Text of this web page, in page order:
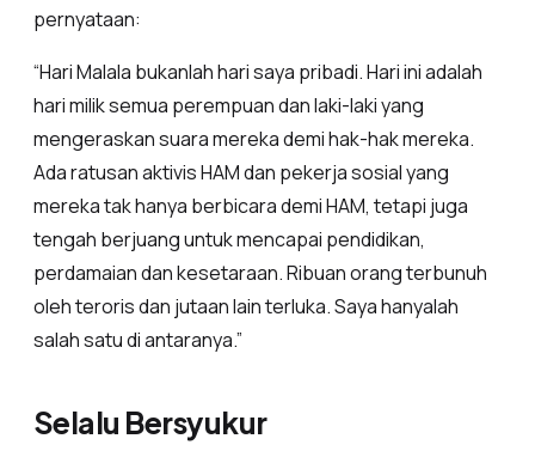
pernyataan:
“Hari Malala bukanlah hari saya pribadi. Hari ini adalah
hari milik semua perempuan dan laki-laki yang
mengeraskan suara mereka demi hak-hak mereka.
Ada ratusan aktivis HAM dan pekerja sosial yang
mereka tak hanya berbicara demi HAM, tetapi juga
tengah berjuang untuk mencapai pendidikan,
perdamaian dan kesetaraan. Ribuan orang terbunuh
oleh teroris dan jutaan lain terluka. Saya hanyalah
salah satu di antaranya.”
Selalu Bersyukur